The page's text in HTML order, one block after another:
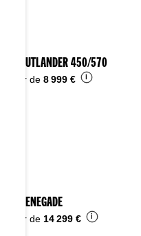
2023 OUTLANDER 450/570
À partir de 8 999 € i
2023 RENEGADE
À partir de 14 299 € i